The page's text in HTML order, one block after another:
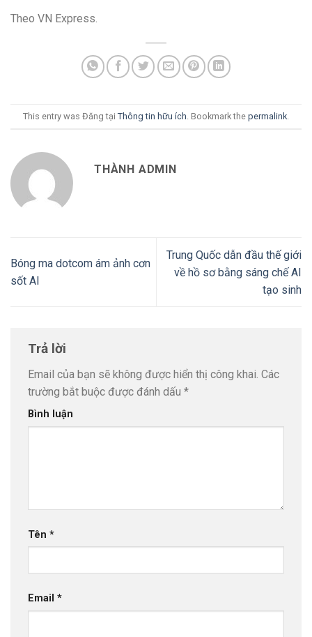
Theo VN Express.
This entry was Đăng tại Thông tin hữu ích . Bookmark the permalink
THÀNH ADMIN
Bóng ma dotcom ám ảnh cơn
sốt AI
Trung Quốc dẫn đầu thế giới
về hồ sơ bằng sáng chế AI
tạo sinh
Trả lời
Email của bạn sẽ không được hiển thị công khai. Các
trường bắt buộc được đánh dấu *
Bình luận
Tên *
Email *